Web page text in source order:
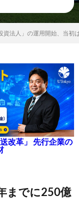
資法人」の運用開始、当
改革」 先行企業の